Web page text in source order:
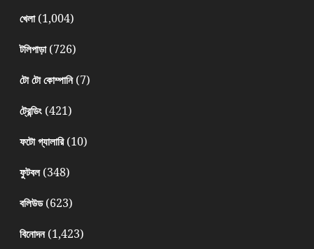
খেলা(1,004)
টলিপাড়া(726)
টো টো কোম্পানি(7)
ট্রেন্ডিং(421)
ফটো গ্যালারি(10)
ফুটবল(348)
বলিউড(623)
বিনোদন(1,423)